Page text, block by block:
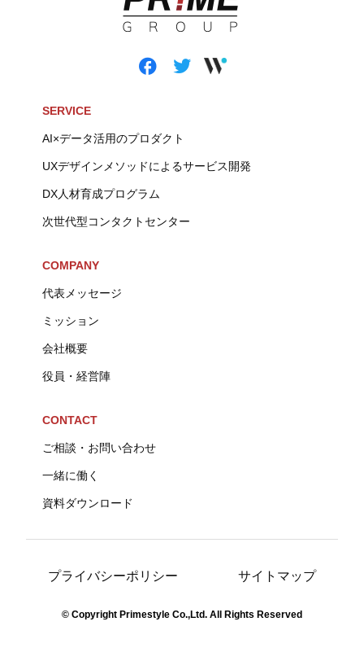
SERVICE
AI×データ活用のプロダクト
UXデザインメソッドによるサービス開発
DX人材育成プログラム
次世代型コンタクトセンター
COMPANY
代表メッセージ
ミッション
会社概要
役員・経営陣
CONTACT
ご相談・お問い合わせ
一緒に働く
資料ダウンロード
プライバシーポリシー サイトマップ
© Copyright Primestyle Co.,Ltd. All Rights Reserved